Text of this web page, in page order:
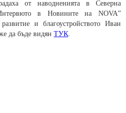
от наводненията в Северна
в Новините на NOVA”
и благоустройството Иван
да бъде видян ТУК.